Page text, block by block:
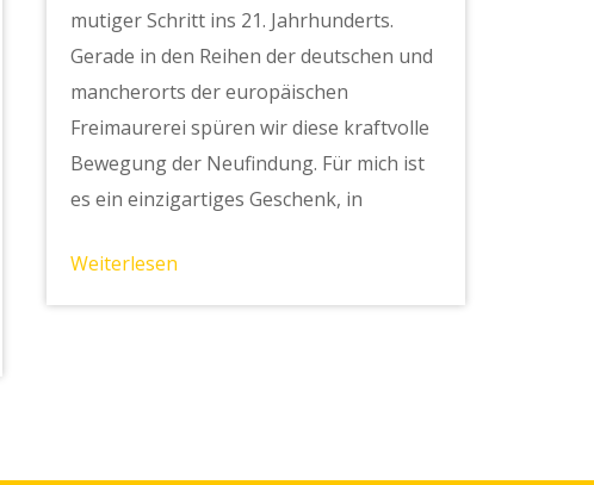
mutiger Schritt ins 21. Jahrhunderts.
Gerade in den Reihen der deutschen und
mancherorts der europäischen
Freimaurerei spüren wir diese kraftvolle
Bewegung der Neufindung. Für mich ist
es ein einzigartiges Geschenk, in
Weiterlesen